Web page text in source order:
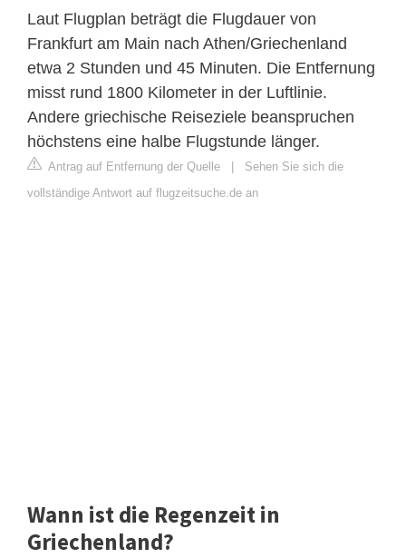
Laut Flugplan beträgt die Flugdauer von
Frankfurt am Main nach Athen/Griechenland
etwa 2 Stunden und 45 Minuten. Die Entfernung
misst rund 1800 Kilometer in der Luftlinie.
Andere griechische Reiseziele beanspruchen
höchstens eine halbe Flugstunde länger.
Antrag auf Entfernung der Quelle | Sehen Sie sich die
vollständige Antwort auf flugzeitsuche.de an
Wann ist die Regenzeit in
Griechenland?